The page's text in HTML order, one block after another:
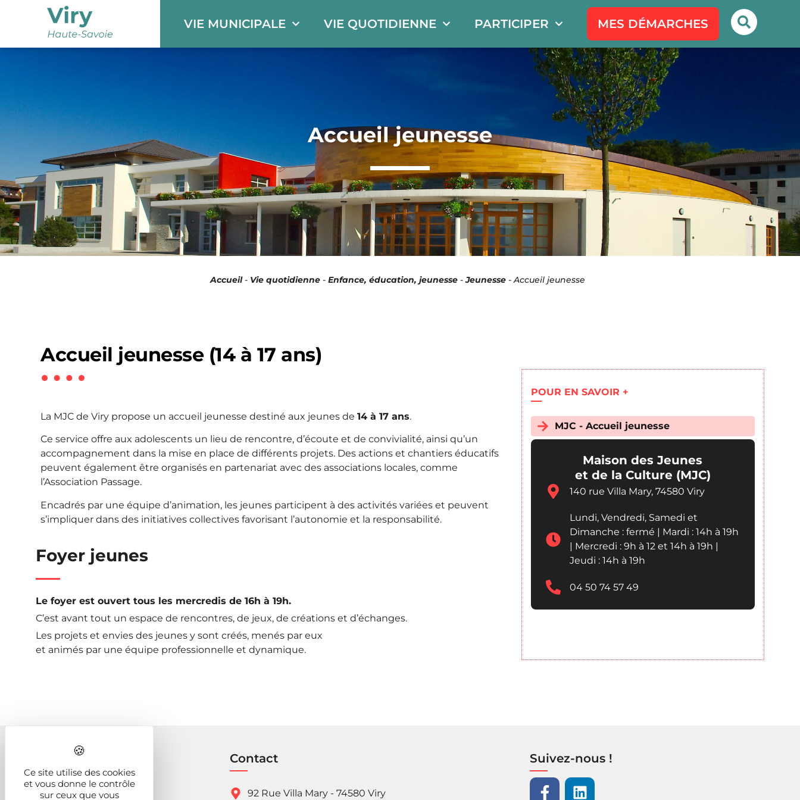
VIE MUNICIPALE VIE QUOTIDIENNE PARTICIPER MES DÉMARCHES
Accueil jeunesse
Accueil- Vie quotidienne- Enfance, éducation, jeunesse-Jeunesse- Accueil jeunesse
Accueil jeunesse (14 à 17 ans)
La MJC de Viry propose un accueil jeunesse destiné aux jeunes de14 à 17 ans.
Ce service offre aux adolescents un lieu de rencontre, d’écoute et de convivialité, ainsi qu’un
accompagnement dans la mise en place de différents projets. Des actions et chantiers éducatifs
peuvent également être organisés en partenariat avec des associations locales, comme
l’Association Passage.
Encadrés par une équipe d’animation, les jeunes participent à des activités variées et peuvent
s’impliquer dans des initiatives collectives favorisant l’autonomie et la responsabilité.
Foyer jeunes
Le foyer est ouvert tous les mercredis de 16h à 19h.
C’est avant tout un espace de rencontres, de jeux, de créations et d’échanges.
Les projets et envies des jeunes y sont créés, menés par eux
et animés par une équipe professionnelle et dynamique.
POUR EN SAVOIR +
MJC - Accueil jeunesse
Maison des Jeunes
et de la Culture (MJC)
140 rue Villa Mary, 74580 Viry
Lundi, Vendredi, Samedi et
Dimanche : fermé | Mardi : 14h à 19h
| Mercredi : 9h à 12 et 14h à 19h |
Jeudi : 14h à 19h
04 50 74 57 49
Contact
92 Rue Villa Mary - 74580 Viry
Suivez-nous !
Panneau de gestion des cookies
Ce site utilise des cookies
et vous donne le contrôle
sur ceux que vous